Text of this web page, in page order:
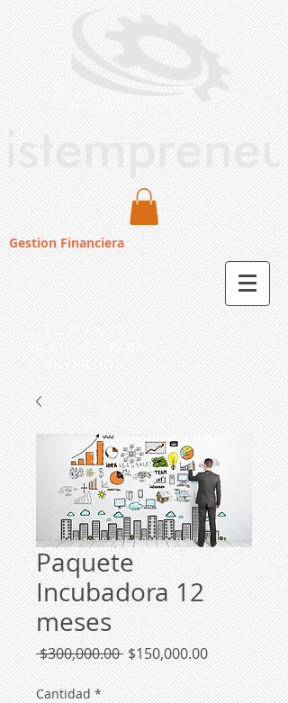
TU PLAN DE
NEGOCIOS PARA
INVERSION
Gestion Financiera
Paquete
Incubadora 12
meses
$300,000.00 Precio
$150,000.00Precio
de
oferta
Cantidad *